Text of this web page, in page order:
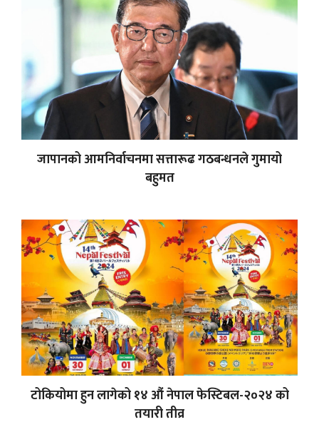
जापानको आमनिर्वाचनमा सत्तारूढ गठबन्धनले गुमायो
बहुमत
टोकियोमा हुन लागेको १४ औं नेपाल फेस्टिबल-२०२४ को
तयारी तीव्र